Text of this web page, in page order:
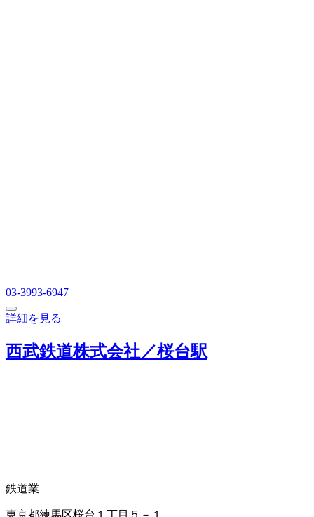
03-3993-6947
詳細を見る
西武鉄道株式会社／桜台駅
鉄道業
東京都練馬区桜台１丁目５－１